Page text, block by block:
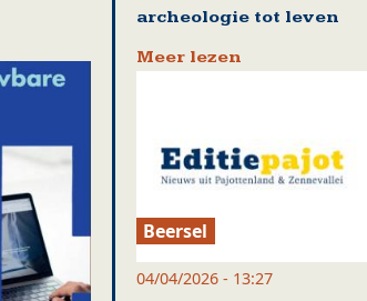
archeologie tot leven
Meer lezen
Beersel
04/04/2026 - 13:27